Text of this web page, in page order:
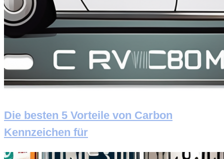
Die besten 5 Vorteile von Carbon
Kennzeichen für